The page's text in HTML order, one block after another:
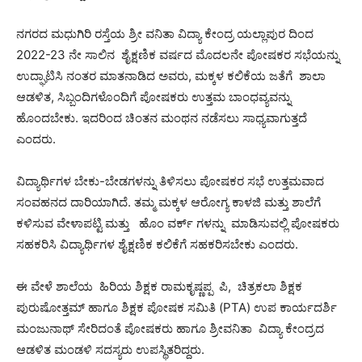
ನಗರದ ಮಧುಗಿರಿ ರಸ್ತೆಯ ಶ್ರೀ ವನಿತಾ ವಿದ್ಯಾ ಕೇಂದ್ರ ಯಲ್ಲಾಪುರ ದಿಂದ
2022-23 ನೇ ಸಾಲಿನ ಶೈಕ್ಷಣಿಕ ವರ್ಷದ ಮೊದಲನೇ ಪೋಷಕರ ಸಭೆಯನ್ನು
ಉದ್ಘಾಟಿಸಿ ನಂತರ ಮಾತನಾಡಿದ ಅವರು, ಮಕ್ಕಳ ಕಲಿಕೆಯ ಜತೆಗೆ ಶಾಲಾ
ಆಡಳಿತ, ಸಿಬ್ಬಂದಿಗಳೊಂದಿಗೆ ಪೋಷಕರು ಉತ್ತಮ ಬಾಂಧವ್ಯವನ್ನು
ಹೊಂದಬೇಕು. ಇದರಿಂದ ಚಿಂತನ ಮಂಥನ ನಡೆಸಲು ಸಾಧ್ಯವಾಗುತ್ತದೆ
ಎಂದರು.
ವಿದ್ಯಾರ್ಥಿಗಳ ಬೇಕು-ಬೇಡಗಳನ್ನು ತಿಳಿಸಲು ಪೋಷಕರ ಸಭೆ ಉತ್ತಮವಾದ
ಸಂವಹನದ ದಾರಿಯಾಗಿದೆ. ತಮ್ಮ ಮಕ್ಕಳ ಆರೋಗ್ಯ ಕಾಳಜಿ ಮತ್ತು ಶಾಲೆಗೆ
ಕಳಿಸುವ ವೇಳಾಪಟ್ಟಿ ಮತ್ತು ಹೊಂ ವರ್ಕ್ ಗಳನ್ನು ಮಾಡಿಸುವಲ್ಲಿ ಪೋಷಕರು
ಸಹಕರಿಸಿ ವಿದ್ಯಾರ್ಥಿಗಳ ಶೈಕ್ಷಣಿಕ ಕಲಿಕೆಗೆ ಸಹಕರಿಸಬೇಕು ಎಂದರು.
ಈ ವೇಳೆ ಶಾಲೆಯ ಹಿರಿಯ ಶಿಕ್ಷಕ ರಾಮಕೃಷ್ಣಪ್ಪ ಪಿ, ಚಿತ್ರಕಲಾ ಶಿಕ್ಷಕ
ಪುರುಷೋತ್ತಮ್ ಹಾಗೂ ಶಿಕ್ಷಕ ಪೋಷಕ ಸಮಿತಿ (PTA) ಉಪ ಕಾರ್ಯದರ್ಶಿ
ಮಂಜುನಾಥ್ ಸೇರಿದಂತೆ ಪೋಷಕರು ಹಾಗೂ ಶ್ರೀವನಿತಾ ವಿದ್ಯಾ ಕೇಂದ್ರದ
ಆಡಳಿತ ಮಂಡಳಿ ಸದಸ್ಯರು ಉಪಸ್ಥಿತರಿದ್ದರು.